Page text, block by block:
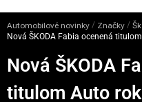
Automobilové novinky / Značky /
Nová ŠKODA Fabia ocenená
Nová ŠKODA
titulom Auto